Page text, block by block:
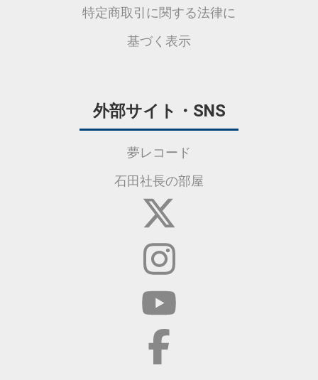
特定商取引に関する法律に
基づく表示
外部サイト・SNS
夢レコード
石田社長の部屋